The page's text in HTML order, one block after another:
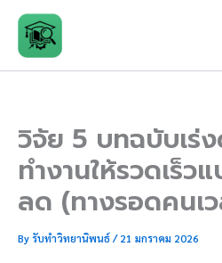
content
วิจัย 5 บทฉบับเร่
ทำงานให้รวดเร็
ลด (ทางรอดคนเ
Byรับทำวิทยานิพนธ์/21 มกราคม 2026